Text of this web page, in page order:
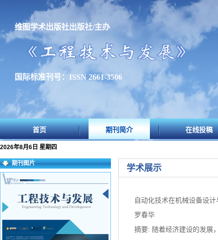
维图学术出版社出版社/主办
国际标准刊号：ISSN 2661-3506
首页 期刊简介 在线投稿
2026年8月6日 星期四
期刊图片 学术展示
自动化技术在机械设备设
罗春华
摘要: 随着经济建设的发展